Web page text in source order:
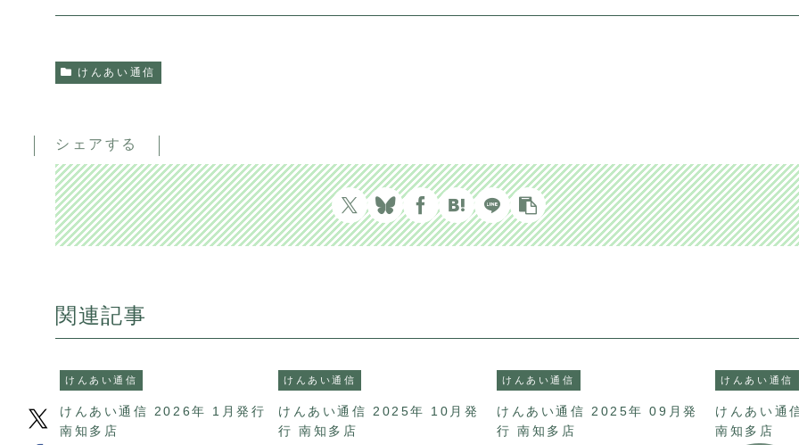
けんあい通信
シェアする
関連記事
けんあい通信
けんあい通信 2026年 1月発行
南知多店
けんあい通信
けんあい通信 2025年 10月発
行 南知多店
けんあい通信
けんあい通信 2025年 09月発
行 南知多店
けんあい通信
けんあい通
南知多店